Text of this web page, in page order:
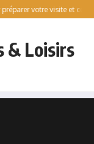
votre visite et
& Loisirs